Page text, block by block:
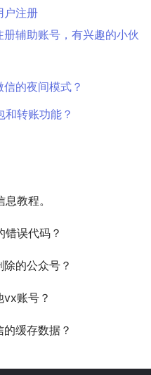
户注册
辅助账号，有兴趣的小伙
的夜间模式？
转账功能？
教程。
误代码？
的公众号？
账号？
缓存数据？